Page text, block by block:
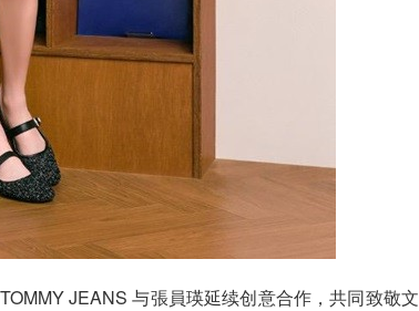
JEANS 与張員瑛延续创意合作，共同致敬文